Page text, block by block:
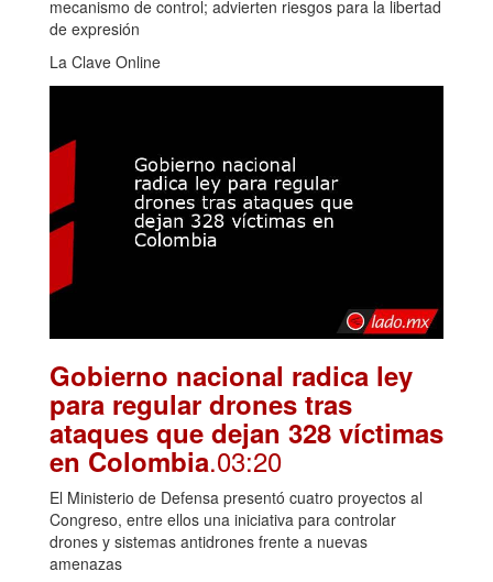
mecanismo de control; advierten riesgos para la libertad
de expresión
La Clave Online
Gobierno nacional radica ley
para regular drones tras
ataques que dejan 328 víctimas
en Colombia.03:20
El Ministerio de Defensa presentó cuatro proyectos al
Congreso, entre ellos una iniciativa para controlar
drones y sistemas antidrones frente a nuevas
amenazas